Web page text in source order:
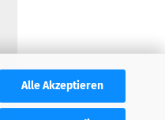
Alle Akzeptieren